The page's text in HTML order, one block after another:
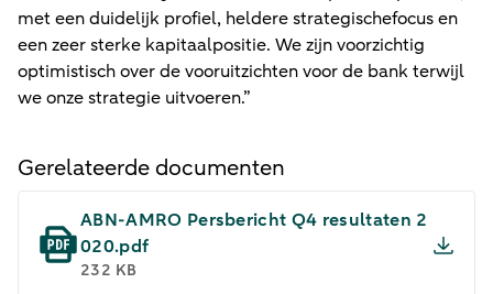
met een duidelijk profiel, heldere strategischefocus en
een zeer sterke kapitaalpositie. We zijn voorzichtig
optimistisch over de vooruitzichten voor de bank terwijl
we onze strategie uitvoeren.”
Gerelateerde documenten
ABN-AMRO Persbericht Q4 resultaten 2
020.pdf
232 KB